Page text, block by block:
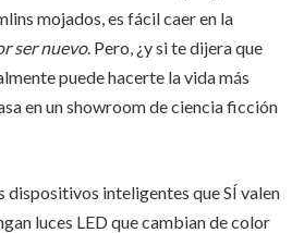
mojados, es fácil caer en la
ser nuevo. Pero, ¿y si te dijera que
puede hacerte la vida más
en un showroom de ciencia ficción
dispositivos inteligentes que SÍ valen
luces LED que cambian de color